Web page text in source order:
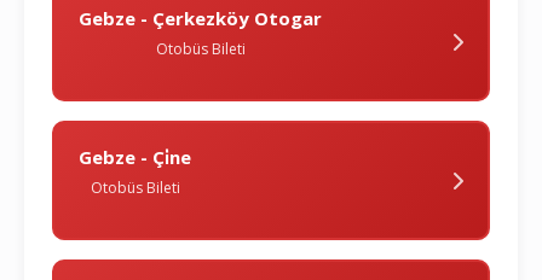
Gebze - Çerkezköy Otogar
Otobüs Bileti
Gebze - Çi̇ne
Otobüs Bileti